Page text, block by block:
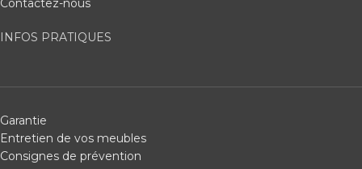
Contactez-nous
INFOS PRATIQUES
Garantie
Entretien de vos meubles
Consignes de prévention